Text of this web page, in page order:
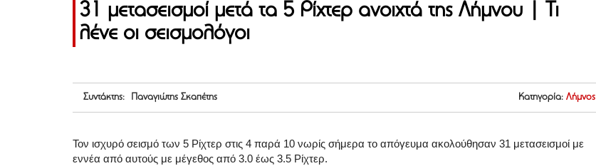
31 μετασεισμοί μετά τα 5 Ρίχτερ ανοιχτά της Λήμνου | Τι
λένε οι σεισμολόγοι
Συντάκτης: Παναγιώτης Σκαπέτης Κατηγορία: Λήμνος
Τον ισχυρό σεισμό των 5 Ρίχτερ στις 4 παρά 10 νωρίς σήμερα το απόγευμα ακολούθησαν 31 μετασεισμοί με
εννέα από αυτούς με μέγεθος από 3.0 έως 3.5 Ρίχτερ.